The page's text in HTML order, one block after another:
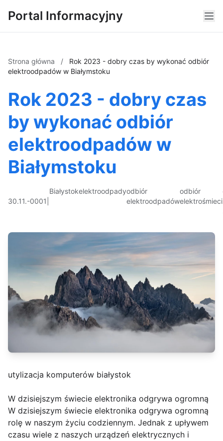
Portal Informacyjny
Strona główna /
Rok 2023 - dobry czas by wykonać odbiór
elektroodpadów w Białymstoku
Rok 2023 - dobry czas
by wykonać odbiór
elektroodpadów w
Białymstoku
30.11.-0001
Białystokelektroodpadyodbiór
elektroodpadów
odbiór
elektrośmieci
utylizacja komputerów białystok
W dzisiejszym świecie elektronika odgrywa ogromną
W dzisiejszym świecie elektronika odgrywa ogromną
rolę w naszym życiu codziennym. Jednak z upływem
czasu wiele z naszych urządzeń elektrycznych i